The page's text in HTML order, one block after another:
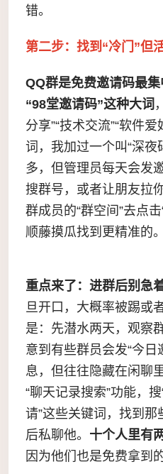
错。
第二步：找到“冷门”但
QQ群是免费邀请码最
“98堂邀请码”这种大词
分享”“技术交流”“软件
词，我加过一个叫“深夜
多，但管理员每天会发
搜群号，或者让朋友拉
群成员的“群空间”去点
顺藤摸瓜找到更精准的。
重点来了：进群后别急
旦开口，大概率被踢或
是：先潜水两天，观察
意到有些群员会发“今日
息，但往往隐藏在闲聊
“聊天记录搜索”功能，搜
请”这些关键词，找到
后私聊他。 十个人里有
因为他们也是免费拿到